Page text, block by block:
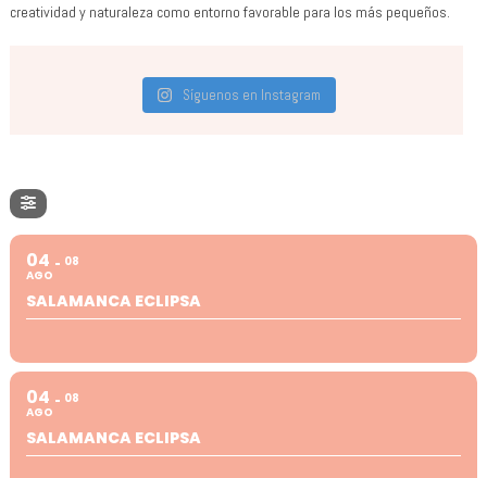
creatividad y naturaleza como entorno favorable para los más pequeños.
Síguenos en Instagram
04
AGO
08
SALAMANCA ECLIPSA
04
AGO
08
SALAMANCA ECLIPSA